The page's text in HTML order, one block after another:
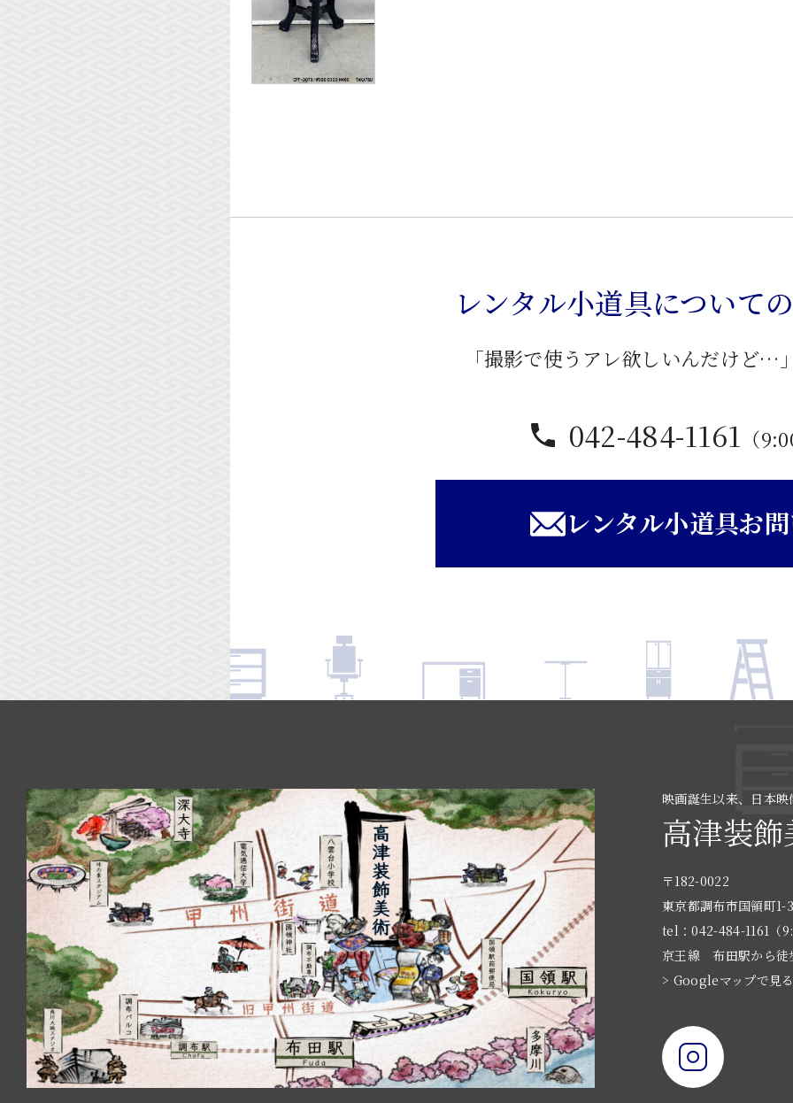
レンタル小道具について
「撮影で使うアレ欲しいんだけど…
042-484-1161 （
レンタル小道具お
映画誕生以来、日本
高津装
〒182-0022
東京都調布市国領町1-
tel：042-484-1161（
京王線 布田駅から徒
> Googleマップで見る